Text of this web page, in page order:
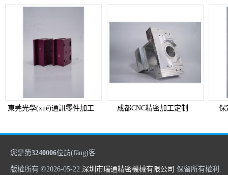
東莞光學(xué)通訊零件加工 成都CNC精密加工定制 保
您是第3240006位訪(fǎng)客
版權所有 ©2026-05-22 深圳市瑞通精密機械有限公司 保留所有權利.